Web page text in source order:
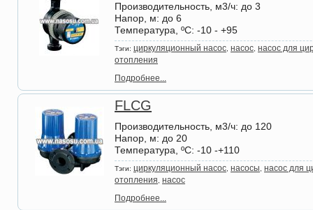
Производительность, м3/ч: до 3
Напор, м: до 6
Температура, ºС: -10 - +95
Тэги: циркуляционный насос насос насос для
отопления
Подробнее...
FLCG
Производительность, м3/ч: до 120
Напор, м: до 20
Температура, ºС: -10 -+110
Тэги: циркуляционный насос насосы насос для
отопления насос
Подробнее...